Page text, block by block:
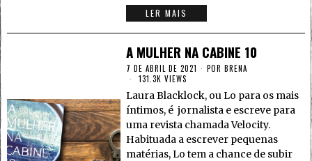
LER MAIS
A MULHER NA CABINE 10
7 DE ABRIL DE 2021 PORBRENA
131.3K VIEWS
Laura Blacklock, ou Lo para os mais
íntimos, é jornalista e escreve para
uma revista chamada Velocity.
Habituada a escrever pequenas
matérias, Lo tem a chance de subir